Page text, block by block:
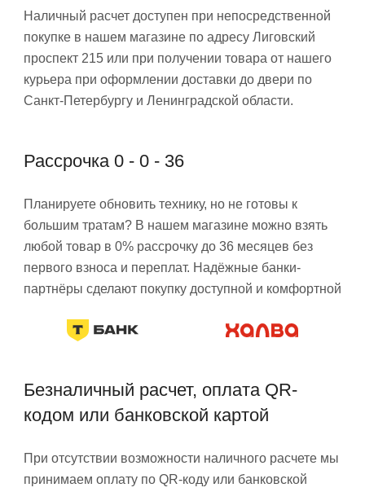
Наличный расчет доступен при непосредственной
покупке в нашем магазине по адресу Лиговский
проспект 215 или при получении товара от нашего
курьера при оформлении доставки до двери по
Санкт-Петербургу и Ленинградской области.
Рассрочка 0 - 0 - 36
Планируете обновить технику, но не готовы к
большим тратам? В нашем магазине можно взять
любой товар в 0% рассрочку до 36 месяцев без
первого взноса и переплат. Надёжные банки-
партнёры сделают покупку доступной и комфортной
Безналичный расчет, оплата QR-
кодом или банковской картой
При отсутствии возможности наличного расчете мы
принимаем оплату по QR-коду или банковской